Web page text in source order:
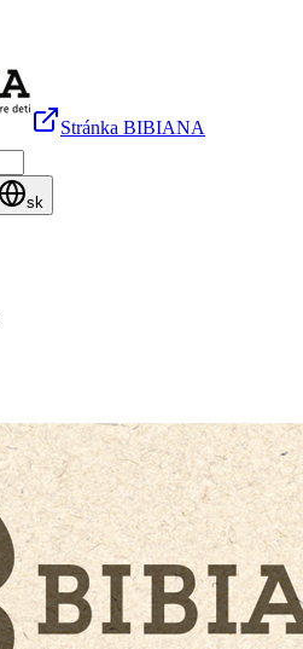
Stránka BIBIANA
sk